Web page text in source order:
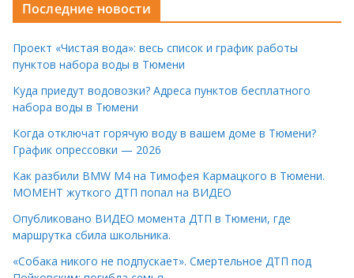
Последние новости
Проект «Чистая вода»: весь список и график работы
пунктов набора воды в Тюмени
Куда приедут водовозки? Адреса пунктов бесплатного
набора воды в Тюмени
Когда отключат горячую воду в вашем доме в Тюмени?
График опрессовки — 2026
Как разбили BMW M4 на Тимофея Кармацкого в Тюмени.
МОМЕНТ жуткого ДТП попал на ВИДЕО
Опубликовано ВИДЕО момента ДТП в Тюмени, где
маршрутка сбила школьника.
«Собака никого не подпускает». Смертельное ДТП под